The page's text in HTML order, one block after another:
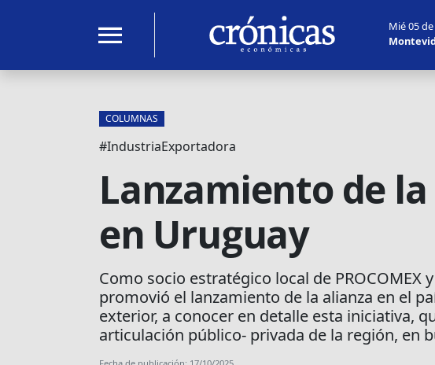
menu
Mié 05
COLUMNAS
#IndustriaExportadora
Lanzamiento de la
en Uruguay
Como socio estratégico local de
promovió el lanzamiento de la alianza en el
exterior, a conocer en detalle esta iniciativa,
articulación público- privada de la región, en